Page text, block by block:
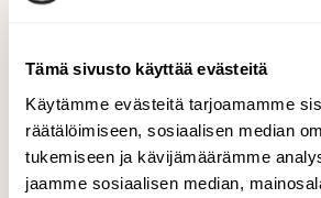
Tämä sivusto käyttää evästeitä
Käytämme evästeitä tarjoamamme
räätälöimiseen, sosiaalisen median
tukemiseen ja kävijämäärämme
jaamme sosiaalisen median,